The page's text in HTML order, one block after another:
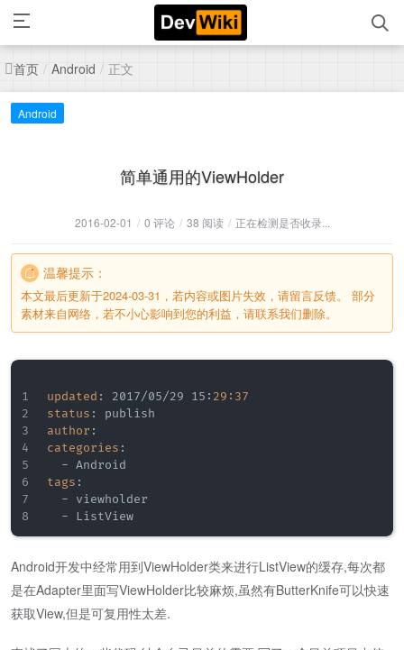
首页 / Android / 正文
Android
简单通用的ViewHolder
2016-02-01 / 0 评论 / 38 阅读 / 正在检测是否收录...
温馨提示：
本文最后更新于2024-03-31，若内容或图片失效，请留言反馈。 部分
素材来自网络，若不小心影响到您的利益，请联系我们删除。
updated : 2017/05/29 15 : 29:37
status :
author :
categories :
-
tags :
- viewholder
- ListView
Android开发中经常用到ViewHolder类来进行ListView的缓存,每次都
是在Adapter里面写ViewHolder比较麻烦,虽然有ButterKnife可以快速
获取View,但是可复用性太差.